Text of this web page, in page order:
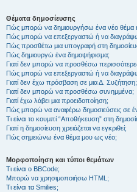
Θέματα δημοσίευσης
Πώς μπορώ να δημιουργήσω ένα νέο θέμα
Πώς μπορώ να επεξεργαστώ ή να
Πώς προσθέτω μια υπογραφή στη
Πώς δημιουργώ ένα δημοψήφισμα;
Γιατί δεν μπορώ να προσθέσω
Πώς μπορώ να επεξεργαστώ ή να
Γιατί δεν έχω πρόσβαση σε μια Δ. Συζήτηση;
Γιατί δεν μπορώ να προσθέσω συνημμένα;
Γιατί έχω λάβει μια προειδοποίηση;
Πώς μπορώ να αναφέρω δημοσιεύσεις σε
Τι είναι το κουμπί “Αποθήκευση” στη
Γιατί η δημοσίευση χρειάζεται να εγκριθεί;
Πώς σημειώνω ένα θέμα μου ως νέο;
Μορφοποίηση και τύποι θεμάτων
Τι είναι ο BBCode;
Μπορώ να χρησιμοποιήσω HTML;
Τι είναι τα Smilies;